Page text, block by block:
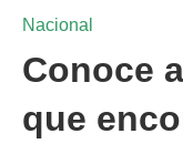
Nacional
Conoce
que